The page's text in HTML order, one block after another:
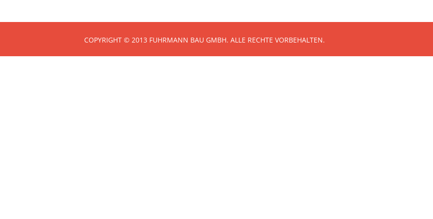
COPYRIGHT © 2013 FUHRMANN BAU GMBH. ALLE RECHTE VORBEHALTEN.